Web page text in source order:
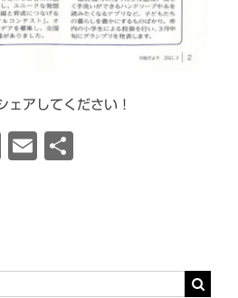
ェアしてください！
Messenger
Email